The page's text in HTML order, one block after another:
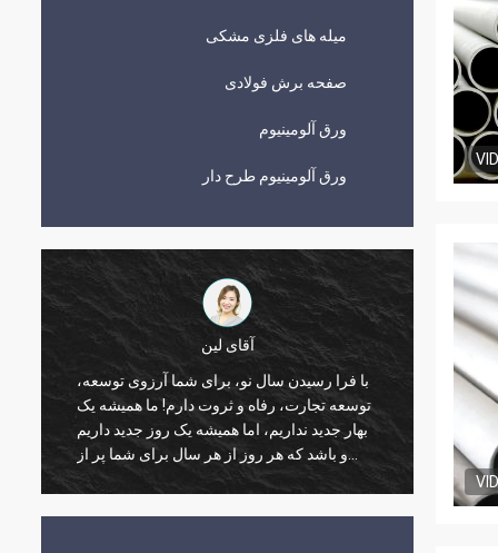
میله های فلزی مشکی
صفحه برش فولادی
ورق آلومینیوم
ورق آلومینیوم طرح دار
آقای لین
با فرا رسیدن سال نو، برای شما آرزوی توسعه،
توسعه تجارت، رفاه و ثروت دارم! ما همیشه یک
بهار جدید نداریم، اما همیشه یک روز جدید داریم
و باشد که هر روز از هر سال برای شما پر از
و رشد